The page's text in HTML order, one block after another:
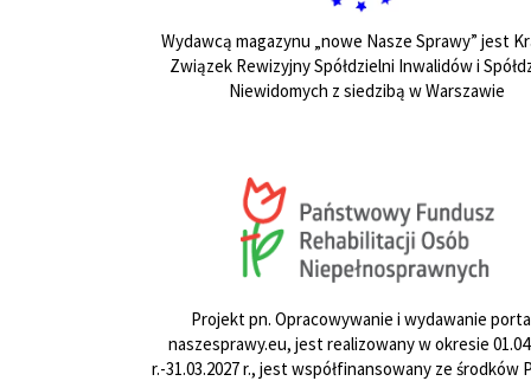
Wydawcą magazynu „nowe Nasze Sprawy” jest
Związek Rewizyjny Spółdzielni Inwalidów i
Niewidomych z siedzibą w Warszawie
Projekt pn. Opracowywanie i wydawanie
naszesprawy.eu, jest realizowany w okresie
r.-31.03.2027 r., jest współfinansowany ze środków